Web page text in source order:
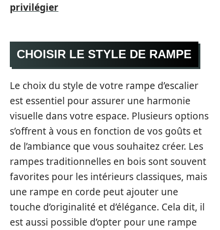
privilégier
CHOISIR LE STYLE DE RAMPE
Le choix du style de votre rampe d’escalier
est essentiel pour assurer une harmonie
visuelle dans votre espace. Plusieurs options
s’offrent à vous en fonction de vos goûts et
de l’ambiance que vous souhaitez créer. Les
rampes traditionnelles en bois sont souvent
favorites pour les intérieurs classiques, mais
une rampe en corde peut ajouter une
touche d’originalité et d’élégance. Cela dit, il
est aussi possible d’opter pour une rampe